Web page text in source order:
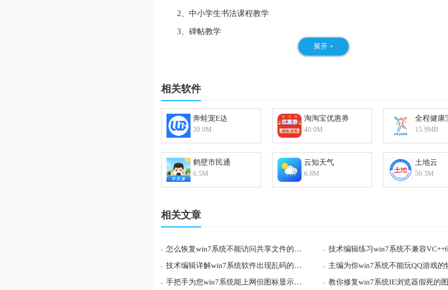
2、中小学生书法课程教学
3、碑帖教学
6、课堂实录
7、名家讲座
8、书法小故事
9、书法常识以及书法演变等
展开 +
相关软件
奔蛙宠E达
20.0M
淘淘宝优惠券
40.0M
全程健康
15.9MB
鹤壁市民通
6.5M
云知天气
6.8M
土地云
50.3M
相关文章
怎么恢复win7系统不能访问共享文件的处理
技术编辑详解win7系统软件出现乱码的图文办法
手把手为您win7系统能上网但图标显示未连接的设置步骤